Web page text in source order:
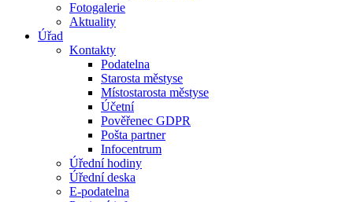
Fotogalerie
Aktuality
Úřad
Kontakty
Podatelna
Starosta městyse
Místostarosta městyse
Účetní
Pověřenec GDPR
Pošta partner
Infocentrum
Úřední hodiny
Úřední deska
E-podatelna